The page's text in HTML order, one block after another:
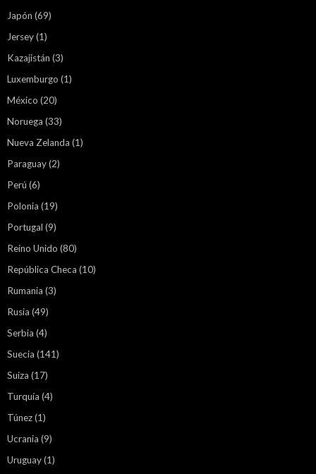
Japón (69)
Jersey(1)
Kazajistán (3)
Luxemburgo (1)
México (20)
Noruega (33)
Nueva Zelanda (1)
Paraguay(2)
Perú (6)
Polonia (19)
Portugal (9)
Reino Unido (80)
República Checa (10)
Rumania (3)
Rusia (49)
Serbia (4)
Suecia (141)
Suiza (17)
Turquía (4)
Túnez(1)
Ucrania (9)
Uruguay(1)